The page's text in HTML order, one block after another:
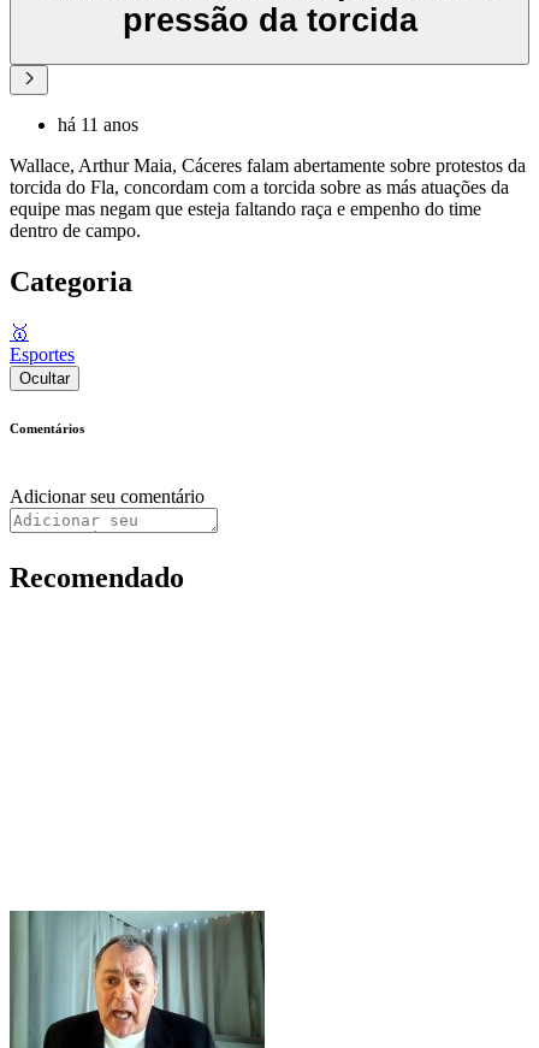
pressão da torcida
há 11 anos
Wallace, Arthur Maia, Cáceres falam abertamente sobre protestos da
torcida do Fla, concordam com a torcida sobre as más atuações da
equipe mas negam que esteja faltando raça e empenho do time
dentro de campo.
Categoria
🥇
Esportes
Ocultar
Comentários
Adicionar seu comentário
Recomendado